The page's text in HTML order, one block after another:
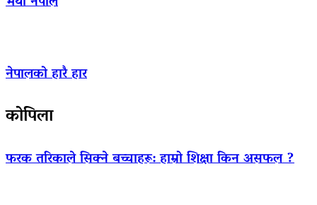
नेपालको हारै हार
कोपिला
फरक तरिकाले सिक्ने बच्चाहरू: हाम्रो शिक्षा किन असफल ?